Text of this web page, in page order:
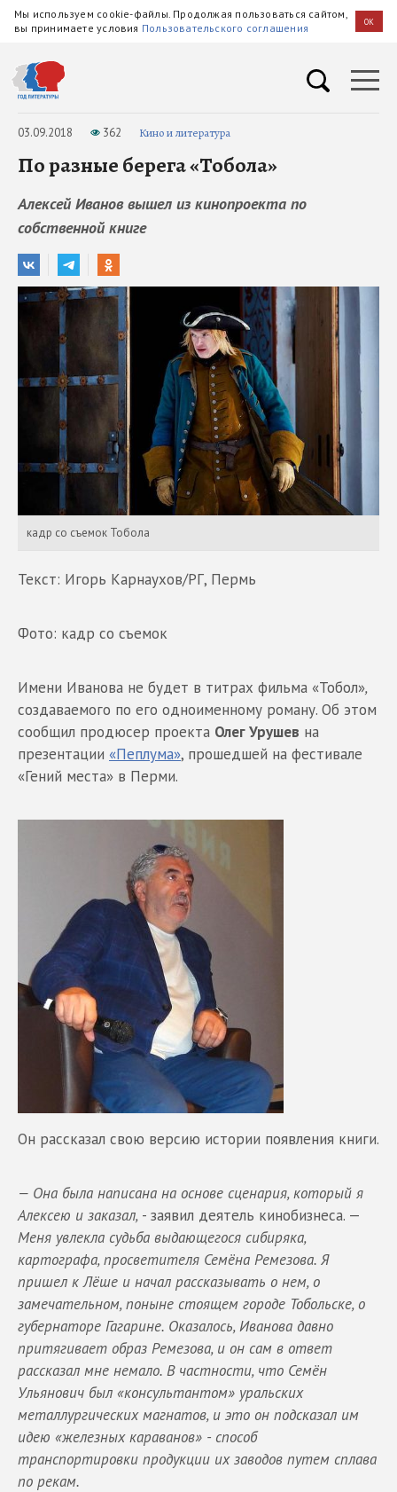
Мы используем cookie-файлы. Продолжая пользоваться сайтом,
вы принимаете условия Пользовательского соглашения OK
03.09.2018 362 Кино и литература
По разные берега «Тобола»
Алексей Иванов вышел из кинопроекта по
собственной книге
кадр со съемок Тобола
Текст: Игорь Карнаухов/РГ, Пермь
Фото: кадр со съемок
Имени Иванова не будет в титрах фильма «Тобол»,
создаваемого по его одноименному роману. Об этом
сообщил продюсер проекта Олег Урушев на
презентации «Пеплума», прошедшей на фестивале
«Гений места» в Перми.
Он рассказал свою версию истории появления книги.
— Она была написана на основе сценария, который я
Алексею и заказал, - заявил деятель кинобизнеса. —
Меня увлекла судьба выдающегося сибиряка,
картографа, просветителя Семёна Ремезова. Я
пришел к Лёше и начал рассказывать о нем, о
замечательном, поныне стоящем городе Тобольске, о
губернаторе Гагарине. Оказалось, Иванова давно
притягивает образ Ремезова,и он сам в ответ
рассказал мне немало. В частности, что Семён
Ульянович был «консультантом» уральских
металлургических магнатов,и это он подсказал им
идею «железных караванов» - способ
транспортировки продукции их заводов путем сплава
по рекам.